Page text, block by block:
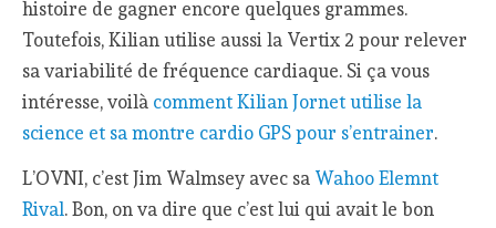
histoire de gagner encore quelques grammes.
Toutefois, Kilian utilise aussi la Vertix 2 pour relever
sa variabilité de fréquence cardiaque. Si ça vous
intéresse, voilà comment Kilian Jornet utilise la
science et sa montre cardio GPS pour s’entrainer.
L’OVNI, c’est Jim Walmsey avec sa Wahoo Elemnt
Rival. Bon, on va dire que c’est lui qui avait le bon